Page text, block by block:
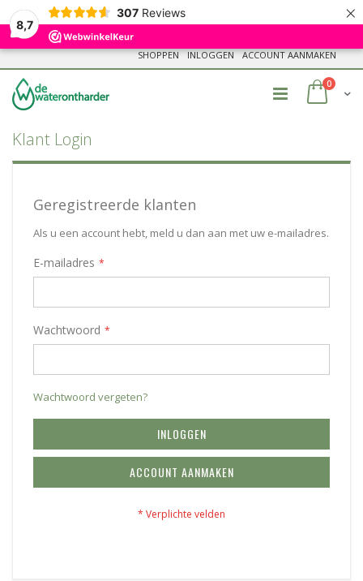
8,7
307 Reviews ×
Ga
naar
de
inhoud
SHOPPEN INLOGGEN ACCOUNT AANMAKEN
Cart
0
Klant Login
Geregistreerde klanten
Als u een account hebt, meld u dan aan met uw e-mailadres.
E-mailadres
Wachtwoord
Wachtwoord vergeten?
INLOGGEN
ACCOUNT AANMAKEN